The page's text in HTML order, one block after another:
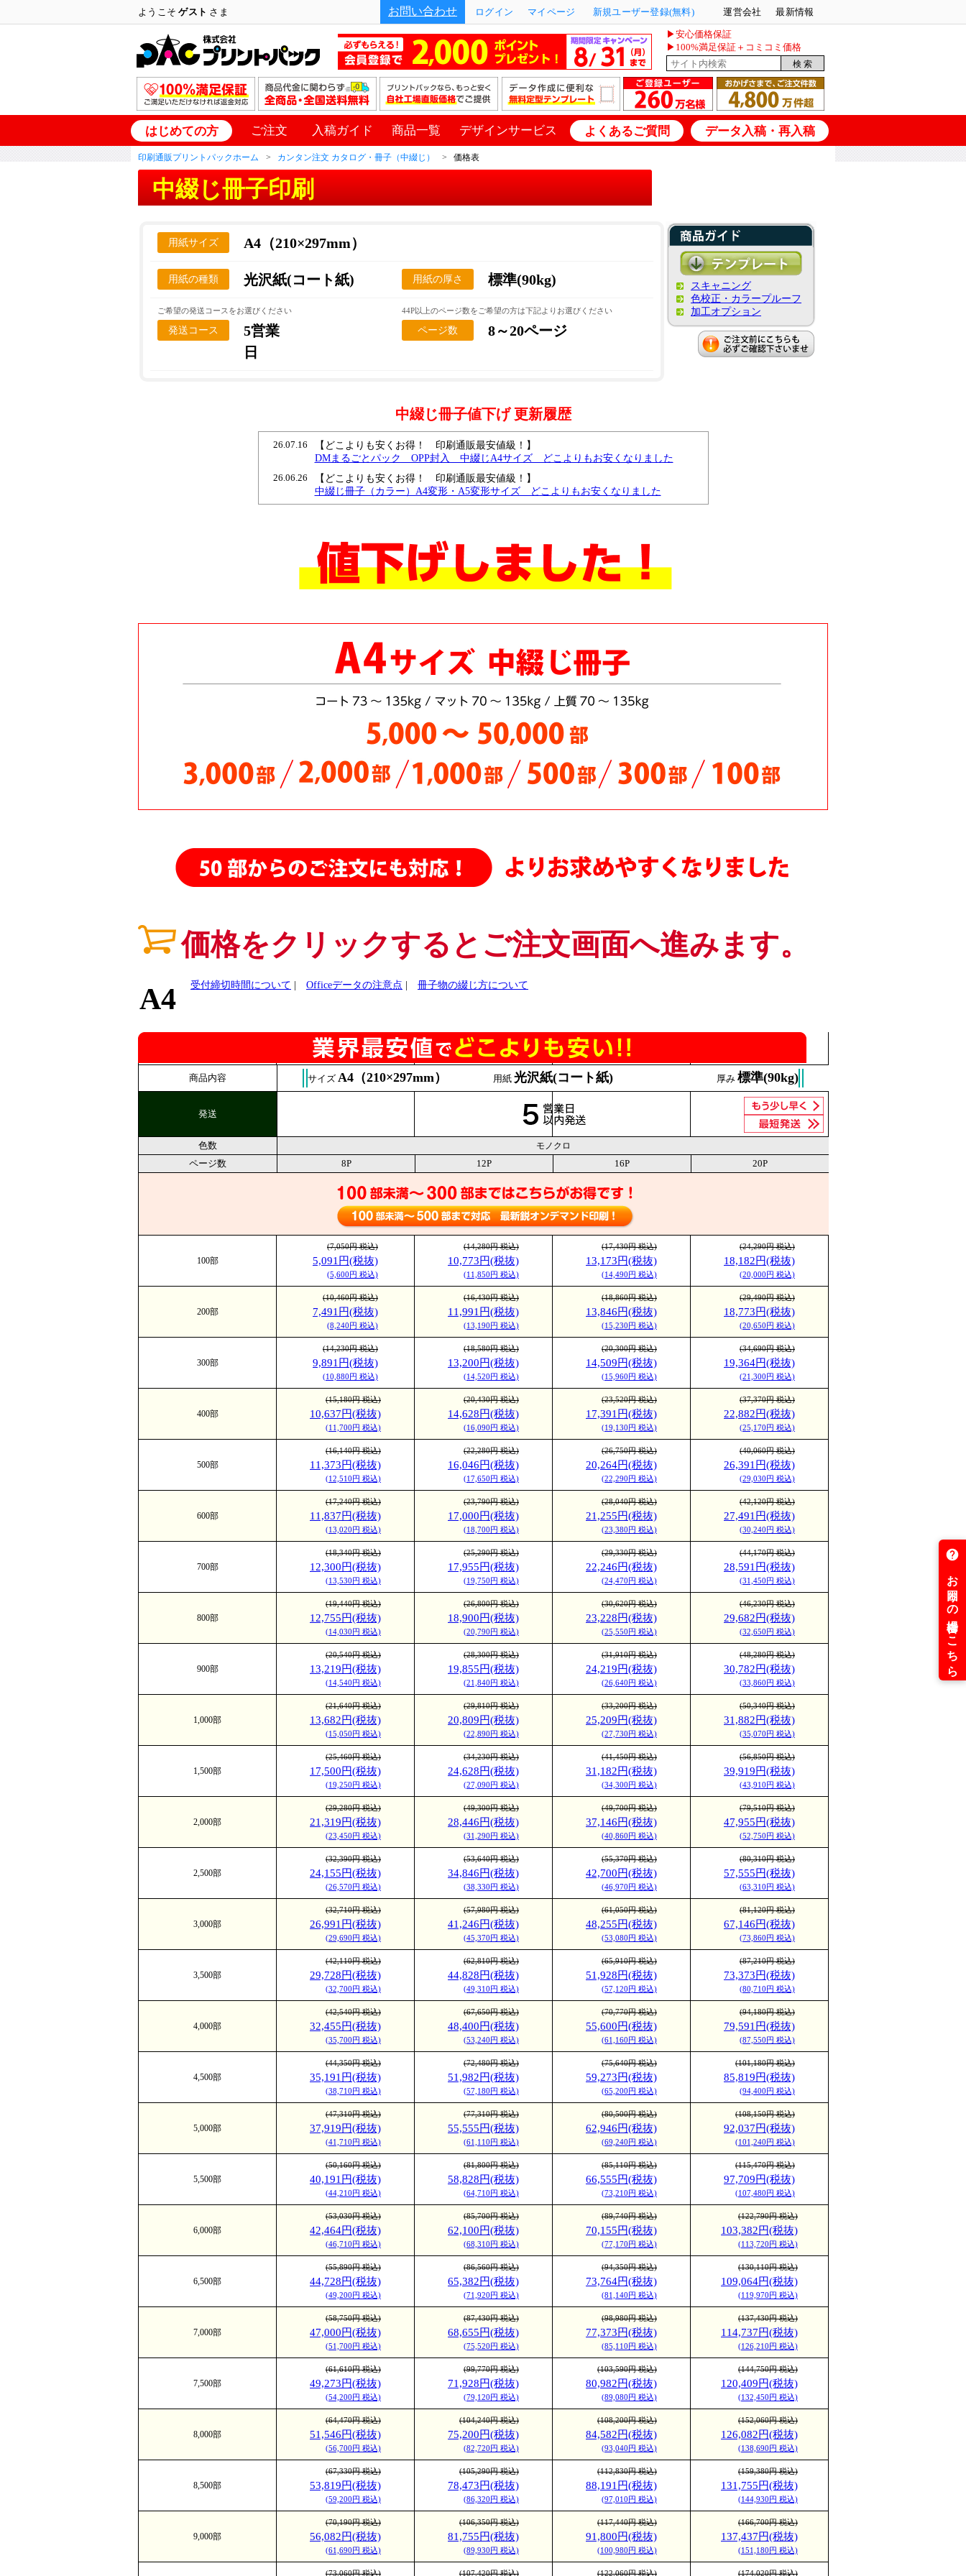
ようこそゲスト さま お問い合わせ ログイン マイページ 新規ユーザー登録(無料) 運営会社 最新情報
▶安心価格保証
▶100%満足保証＋コミコミ価格
はじめての方 ご注文 入稿ガイド 商品一覧 デザインサービス よくあるご質問 データ入稿・再入稿
印刷通販プリントパックホーム カンタン注文 カタログ・冊子（中綴じ） 価格表
中綴じ冊子印刷
用紙サイズ A4（210×297mm）
用紙の種類 光沢紙(コート紙) 用紙の厚さ 標準(90kg)
ご希望の発送コースをお選びください
発送コース
5営業
日
44P以上のページ数をご希望の方は下記よりお選びください
ページ数 8～20ページ
スキャニング
色校正・カラープルーフ
加工オプション
中綴じ冊子値下げ 更新履歴
26.07.16
【どこよりも安くお得！ 印刷通販最安値級！】
DMまるごとパック OPP封入 中綴じA4サイズ どこよりもお安くなりました
26.06.26
【どこよりも安くお得！ 印刷通販最安値級！】
中綴じ冊子（カラー）A4変形・A5変形サイズ どこよりもお安くなりました
中綴じモノクロA4・B5サイズがどこよりもお安くなりました
中綴じモノクロ B6・A5サイズ どこよりも安く、さらに値下げしました
中綴じ冊子・A4サイズを、どこよりも安く値下げしました。
26.02.19
中綴じ冊子・モノクロ・A6サイズをどこよりも安く値下げしました
中綴じ冊子・モノクロ・A5/B6 サイズをどこよりも安く値下げしました
中綴じ冊子・カラー・B6サイズ 7営業日を追加し、どこよりも安く値下げしました
26.02.06
中綴じ冊子・モノクロ・A4サイズをさらに値下げしました。最大5万部ご対応中！
中綴じ冊子・A4サイズ・カラー 各種用紙を更に値下げしました
中綴じ冊子（カラー）A4／B5サイズ さらに値下げしました
折パンフレット
中綴じ冊子（モノクロ）をさらに値下げしました
26.01.20
中綴じ冊子・A4・B5変形サイズ（モノクロ） さらに値下げしました
25.11.07
中綴じ冊子（カラー）A4、B5、A5サイズ（5,000部まで）更に値下げしました！
25.10.13
オフセット中綴じ・A4サイズ 5,000部～50,000部をさらに【値下げ】はじめました！
25.10.08
オフセット中綴じ冊子・A5変形カラー さらに【値下げ】はじめました！
25.09.15
中綴じ冊子・A4サイズ 100・300・500・1000・2000・3000部をさらに値下げ！
価格をクリックするとご注文画面へ進みます。
A4
受付締切時間について Officeデータの注意点 冊子物の綴じ方について
100部
(7,050円 税込)
5,091円(税抜)
(5,600円 税込)
(14,280円 税込)
10,773円(税抜)
(11,850円 税込)
(17,430円 税込)
13,173円(税抜)
(14,490円 税込)
(24,290円 税込)
18,182円(税抜)
(20,000円 税込)
200部
(10,460円 税込)
7,491円(税抜)
(8,240円 税込)
(16,430円 税込)
11,991円(税抜)
(13,190円 税込)
(18,860円 税込)
13,846円(税抜)
(15,230円 税込)
(29,490円 税込)
18,773円(税抜)
(20,650円 税込)
300部
(14,230円 税込)
9,891円(税抜)
(10,880円 税込)
(18,580円 税込)
13,200円(税抜)
(14,520円 税込)
(20,300円 税込)
14,509円(税抜)
(15,960円 税込)
(34,690円 税込)
19,364円(税抜)
(21,300円 税込)
400部
(15,180円 税込)
10,637円(税抜)
(11,700円 税込)
(20,430円 税込)
14,628円(税抜)
(16,090円 税込)
(23,520円 税込)
17,391円(税抜)
(19,130円 税込)
(37,370円 税込)
22,882円(税抜)
(25,170円 税込)
500部
(16,140円 税込)
11,373円(税抜)
(12,510円 税込)
(22,280円 税込)
16,046円(税抜)
(17,650円 税込)
(26,750円 税込)
20,264円(税抜)
(22,290円 税込)
(40,060円 税込)
26,391円(税抜)
(29,030円 税込)
600部
(17,240円 税込)
11,837円(税抜)
(13,020円 税込)
(23,790円 税込)
17,000円(税抜)
(18,700円 税込)
(28,040円 税込)
21,255円(税抜)
(23,380円 税込)
(42,120円 税込)
27,491円(税抜)
(30,240円 税込)
700部
(18,340円 税込)
12,300円(税抜)
(13,530円 税込)
(25,290円 税込)
17,955円(税抜)
(19,750円 税込)
(29,330円 税込)
22,246円(税抜)
(24,470円 税込)
(44,170円 税込)
28,591円(税抜)
(31,450円 税込)
800部
(19,440円 税込)
12,755円(税抜)
(14,030円 税込)
(26,800円 税込)
18,900円(税抜)
(20,790円 税込)
(30,620円 税込)
23,228円(税抜)
(25,550円 税込)
(46,230円 税込)
29,682円(税抜)
(32,650円 税込)
900部
(20,540円 税込)
13,219円(税抜)
(14,540円 税込)
(28,300円 税込)
19,855円(税抜)
(21,840円 税込)
(31,910円 税込)
24,219円(税抜)
(26,640円 税込)
(48,280円 税込)
30,782円(税抜)
(33,860円 税込)
1,000部
(21,640円 税込)
13,682円(税抜)
(15,050円 税込)
(29,810円 税込)
20,809円(税抜)
(22,890円 税込)
(33,200円 税込)
25,209円(税抜)
(27,730円 税込)
(50,340円 税込)
31,882円(税抜)
(35,070円 税込)
1,500部
(25,460円 税込)
17,500円(税抜)
(19,250円 税込)
(34,230円 税込)
24,628円(税抜)
(27,090円 税込)
(41,450円 税込)
31,182円(税抜)
(34,300円 税込)
(56,850円 税込)
39,919円(税抜)
(43,910円 税込)
2,000部
(29,280円 税込)
21,319円(税抜)
(23,450円 税込)
(49,300円 税込)
28,446円(税抜)
(31,290円 税込)
(49,700円 税込)
37,146円(税抜)
(40,860円 税込)
(79,510円 税込)
47,955円(税抜)
(52,750円 税込)
2,500部
(32,390円 税込)
24,155円(税抜)
(26,570円 税込)
(53,640円 税込)
34,846円(税抜)
(38,330円 税込)
(55,370円 税込)
42,700円(税抜)
(46,970円 税込)
(80,310円 税込)
57,555円(税抜)
(63,310円 税込)
3,000部
(32,710円 税込)
26,991円(税抜)
(29,690円 税込)
(57,980円 税込)
41,246円(税抜)
(45,370円 税込)
(61,050円 税込)
48,255円(税抜)
(53,080円 税込)
(81,120円 税込)
67,146円(税抜)
(73,860円 税込)
3,500部
(42,110円 税込)
29,728円(税抜)
(32,700円 税込)
(62,810円 税込)
44,828円(税抜)
(49,310円 税込)
(65,910円 税込)
51,928円(税抜)
(57,120円 税込)
(87,210円 税込)
73,373円(税抜)
(80,710円 税込)
4,000部
(42,540円 税込)
32,455円(税抜)
(35,700円 税込)
(67,650円 税込)
48,400円(税抜)
(53,240円 税込)
(70,770円 税込)
55,600円(税抜)
(61,160円 税込)
(94,180円 税込)
79,591円(税抜)
(87,550円 税込)
4,500部
(44,350円 税込)
35,191円(税抜)
(38,710円 税込)
(72,480円 税込)
51,982円(税抜)
(57,180円 税込)
(75,640円 税込)
59,273円(税抜)
(65,200円 税込)
(101,180円 税込)
85,819円(税抜)
(94,400円 税込)
5,000部
(47,310円 税込)
37,919円(税抜)
(41,710円 税込)
(77,310円 税込)
55,555円(税抜)
(61,110円 税込)
(80,500円 税込)
62,946円(税抜)
(69,240円 税込)
(108,150円 税込)
92,037円(税抜)
(101,240円 税込)
5,500部
(50,160円 税込)
40,191円(税抜)
(44,210円 税込)
(81,800円 税込)
58,828円(税抜)
(64,710円 税込)
(85,110円 税込)
66,555円(税抜)
(73,210円 税込)
(115,470円 税込)
97,709円(税抜)
(107,480円 税込)
6,000部
(53,030円 税込)
42,464円(税抜)
(46,710円 税込)
(85,700円 税込)
62,100円(税抜)
(68,310円 税込)
(89,740円 税込)
70,155円(税抜)
(77,170円 税込)
(122,790円 税込)
103,382円(税抜)
(113,720円 税込)
6,500部
(55,890円 税込)
44,728円(税抜)
(49,200円 税込)
(86,560円 税込)
65,382円(税抜)
(71,920円 税込)
(94,350円 税込)
73,764円(税抜)
(81,140円 税込)
(130,110円 税込)
109,064円(税抜)
(119,970円 税込)
7,000部
(58,750円 税込)
47,000円(税抜)
(51,700円 税込)
(87,430円 税込)
68,655円(税抜)
(75,520円 税込)
(98,980円 税込)
77,373円(税抜)
(85,110円 税込)
(137,430円 税込)
114,737円(税抜)
(126,210円 税込)
7,500部
(61,610円 税込)
49,273円(税抜)
(54,200円 税込)
(99,770円 税込)
71,928円(税抜)
(79,120円 税込)
(103,590円 税込)
80,982円(税抜)
(89,080円 税込)
(144,750円 税込)
120,409円(税抜)
(132,450円 税込)
8,000部
(64,470円 税込)
51,546円(税抜)
(56,700円 税込)
(104,240円 税込)
75,200円(税抜)
(82,720円 税込)
(108,200円 税込)
84,582円(税抜)
(93,040円 税込)
(152,060円 税込)
126,082円(税抜)
(138,690円 税込)
8,500部
(67,330円 税込)
53,819円(税抜)
(59,200円 税込)
(105,290円 税込)
78,473円(税抜)
(86,320円 税込)
(112,830円 税込)
88,191円(税抜)
(97,010円 税込)
(159,380円 税込)
131,755円(税抜)
(144,930円 税込)
9,000部
(70,190円 税込)
56,082円(税抜)
(61,690円 税込)
(106,350円 税込)
81,755円(税抜)
(89,930円 税込)
(117,440円 税込)
91,800円(税抜)
(100,980円 税込)
(166,700円 税込)
137,437円(税抜)
(151,180円 税込)
(73,060円 税込) (107,420円 税込) (122,060円 税込) (174,020円 税込)
商品内容 サイズ A4（210×297mm） 用紙 光沢紙(コート紙) 厚み 標準(90kg)
発送
色数 モノクロ
ページ数 8P 12P 16P 20P